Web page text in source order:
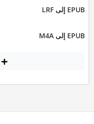
EPUB إلى LRF
EPUB إلى M4A